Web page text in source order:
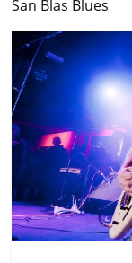
San Blas Blues